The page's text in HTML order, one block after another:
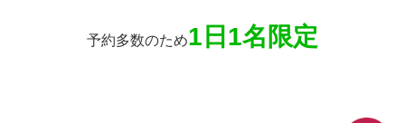
予約多数のため1日1名限定